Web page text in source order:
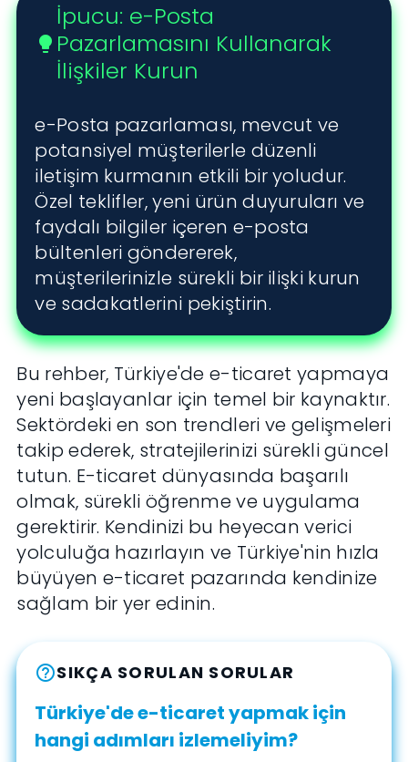
lightbulb
İpucu: e-Posta
Pazarlamasını Kullanarak
İlişkiler Kurun
e-Posta pazarlaması, mevcut ve
potansiyel müşterilerle düzenli
iletişim kurmanın etkili bir yoludur.
Özel teklifler, yeni ürün duyuruları ve
faydalı bilgiler içeren e-posta
bültenleri göndererek,
müşterilerinizle sürekli bir ilişki kurun
ve sadakatlerini pekiştirin.
Bu rehber, Türkiye'de e-ticaret yapmaya
yeni başlayanlar için temel bir kaynaktır.
Sektördeki en son trendleri ve gelişmeleri
takip ederek, stratejilerinizi sürekli güncel
tutun. E-ticaret dünyasında başarılı
olmak, sürekli öğrenme ve uygulama
gerektirir. Kendinizi bu heyecan verici
yolculuğa hazırlayın ve Türkiye'nin hızla
büyüyen e-ticaret pazarında kendinize
sağlam bir yer edinin.
help_outlineSIKÇA SORULAN SORULAR
Türkiye'de e-ticaret yapmak için
hangi adımları izlemeliyim?